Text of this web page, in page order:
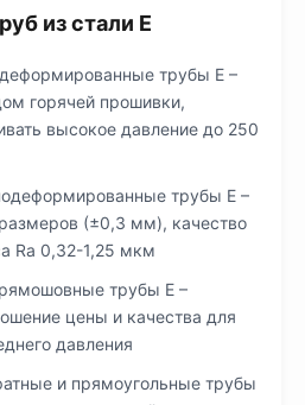
из стали Е
трубы Е –
горячей прошивки,
высокое давление до 250
трубы Е –
(±0,3 мм), качество
Ra 0,32-1,25 мкм
трубы Е –
цены и качества для
давления
и прямоугольные трубы